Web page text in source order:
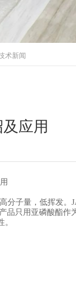
术新闻
应用
分子量，低挥发
品只用亚磷酸酯